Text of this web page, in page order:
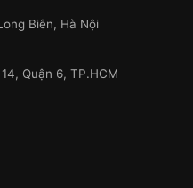
Biên, Hà Nội
Quận 6, TP.HCM